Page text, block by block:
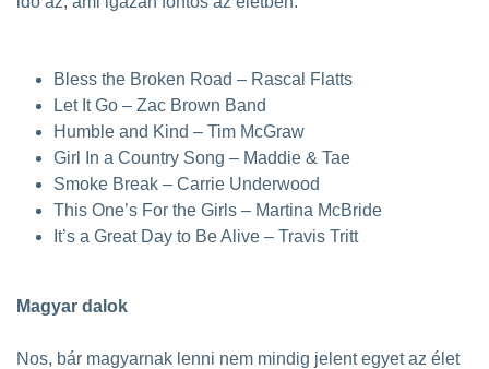
Bless the Broken Road – Rascal Flatts
Let It Go – Zac Brown Band
Humble and Kind – Tim McGraw
Girl In a Country Song – Maddie & Tae
Smoke Break – Carrie Underwood
This One’s For the Girls – Martina McBride
It’s a Great Day to Be Alive – Travis Tritt
Magyar dalok
Nos, bár magyarnak lenni nem mindig jelent egyet az élet